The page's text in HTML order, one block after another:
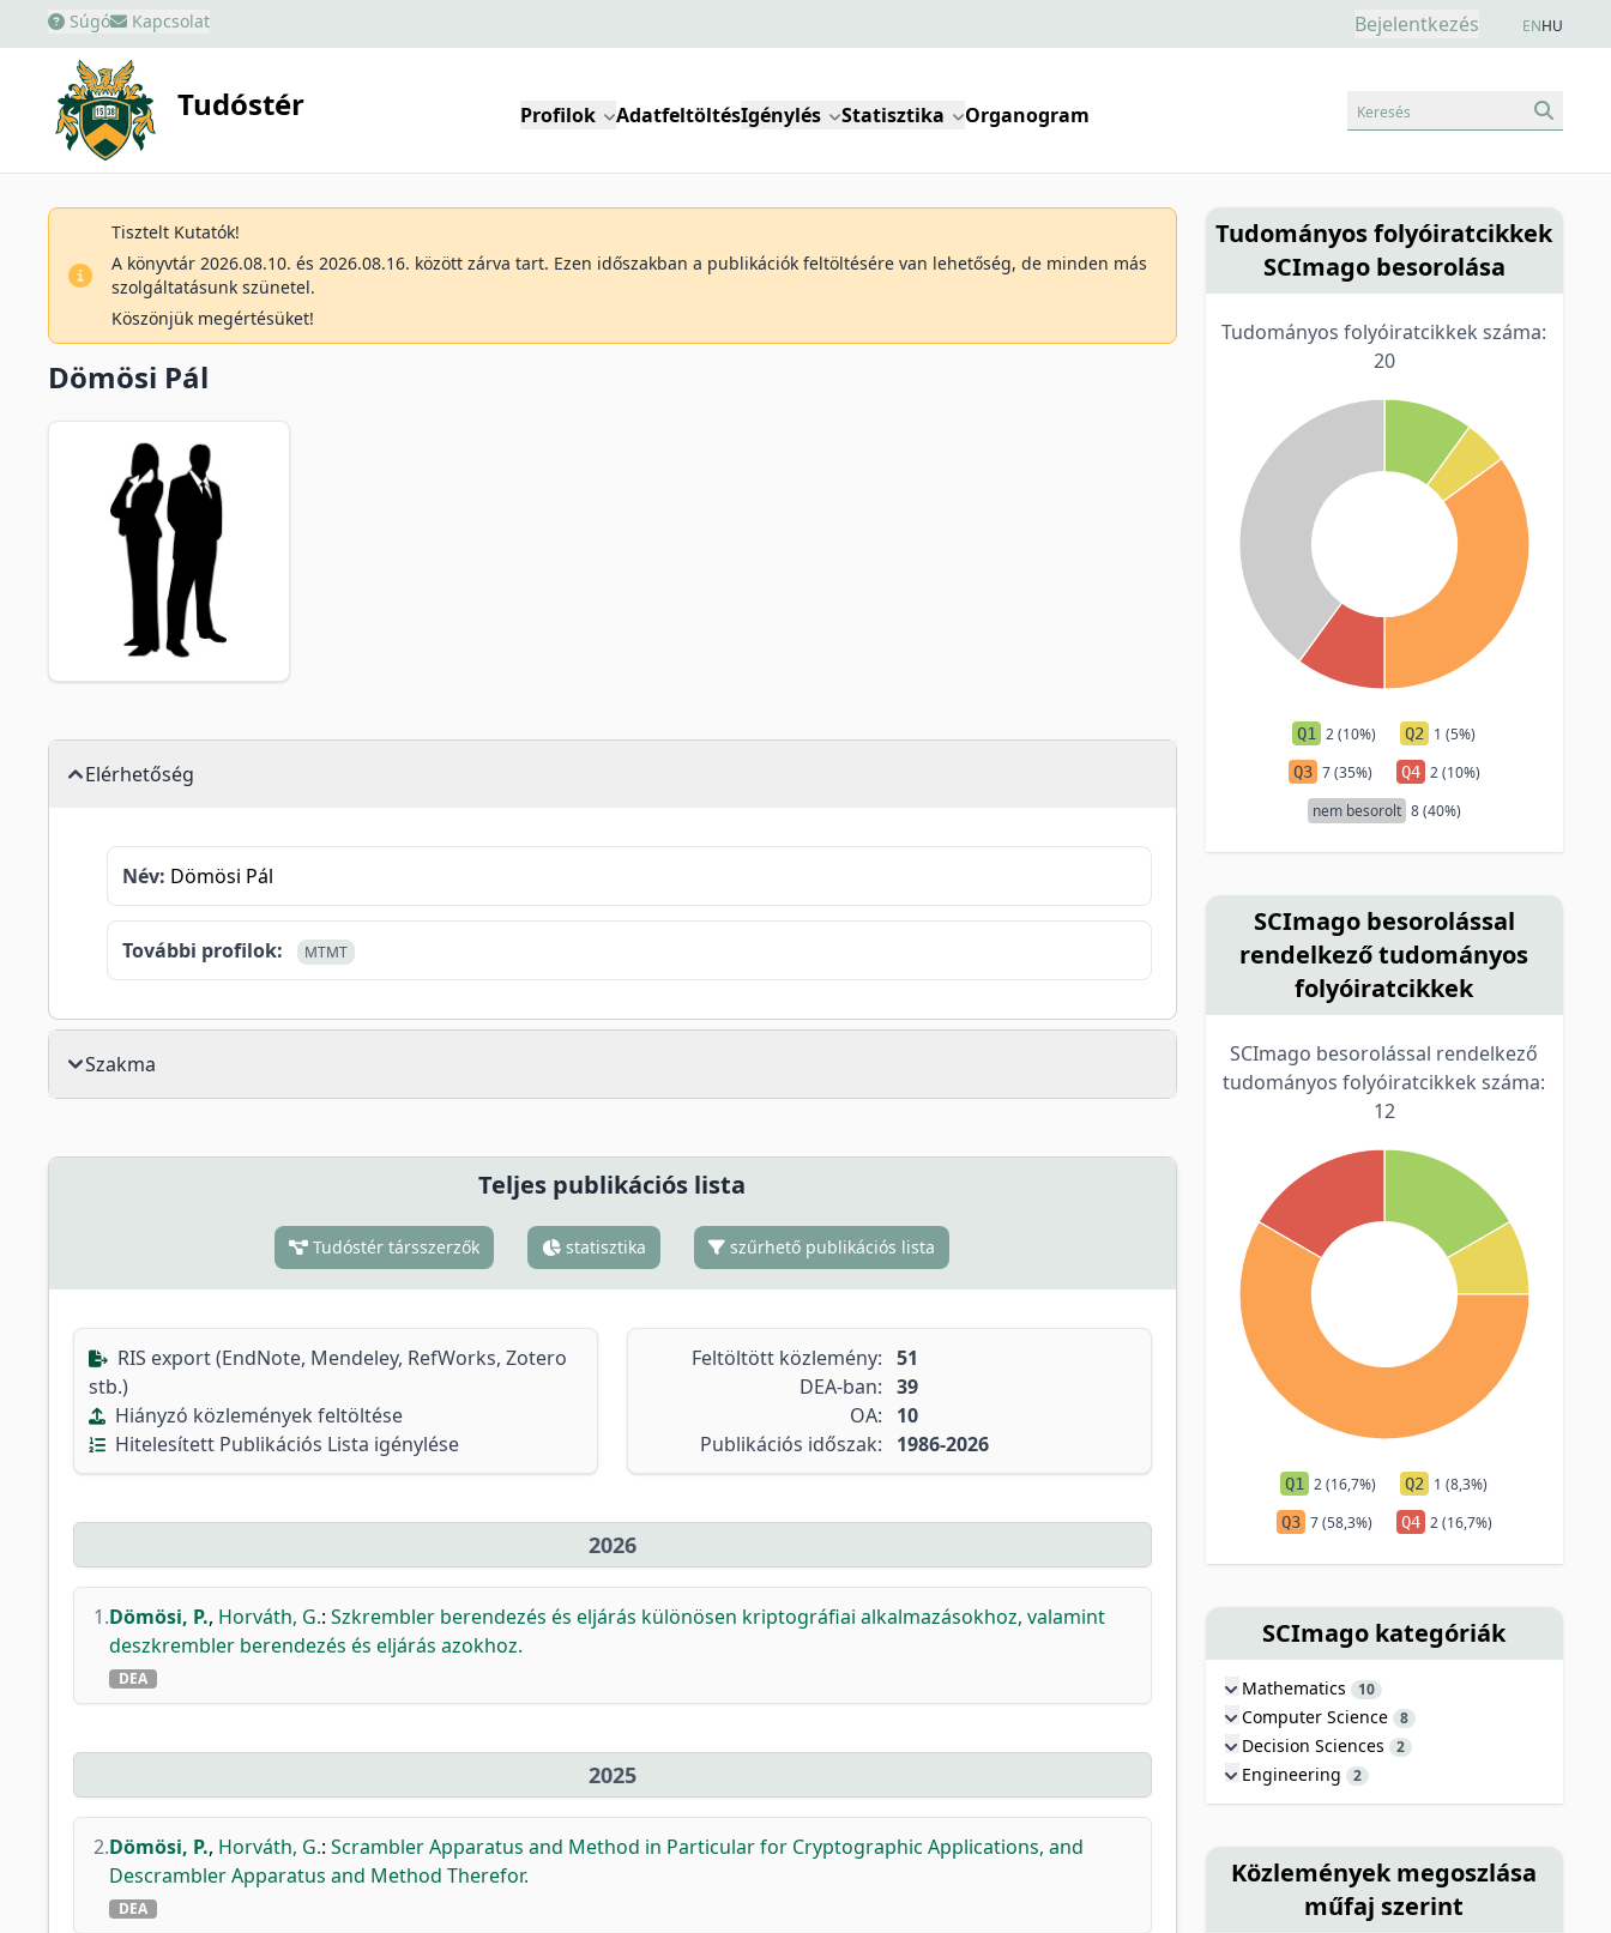
Súgó Kapcsolat Bejelentkezés ENHU
Tudóstér Profilok AdatfeltöltésIgénylés Statisztika Organogram Keresés
Tisztelt Kutatók!
A könyvtár 2026.08.10. és 2026.08.16. között zárva tart. Ezen időszakban a publikációk feltöltésére van lehetőség, de minden más
szolgáltatásunk szünetel.
Köszönjük megértésüket!
Dömösi Pál
Elérhetőség
Név: Dömösi Pál
További profilok: MTMT
Szakma
Teljes publikációs lista
Tudóstér társszerzők statisztika szűrhető publikációs lista
RIS export (EndNote, Mendeley, RefWorks, Zotero
stb.)
Hiányzó közlemények feltöltése
Hitelesített Publikációs Lista igénylése
Feltöltött közlemény: 51
DEA-ban: 39
OA:
10
Publikációs időszak:
1986-2026
2026
1.Dömösi, P., Horváth, G.: Szkrembler berendezés és eljárás különösen kriptográfiai alkalmazásokhoz, valamint
deszkrembler berendezés és eljárás azokhoz.
DEA
2025
2.Dömösi, P., Horváth, G.: Scrambler Apparatus and Method in Particular for Cryptographic Applications, and
Descrambler Apparatus and Method Therefor.
DEA
Tudományos folyóiratcikkek
SCImago besorolása
Tudományos folyóiratcikkek száma:
20
Q1 2 (10%) Q2 1 (5%)
Q3 7 (35%) Q4 2 (10%)
nem besorolt 8 (40%)
SCImago besorolással
rendelkező tudományos
folyóiratcikkek
SCImago besorolással rendelkező
tudományos folyóiratcikkek száma:
12
Q1 2 (16,7%) Q2 1 (8,3%)
Q3 7 (58,3%) Q4 2 (16,7%)
SCImago kategóriák
Mathematics 10
Computer Science 8
Decision Sciences 2
Engineering 2
Közlemények megoszlása
műfaj szerint